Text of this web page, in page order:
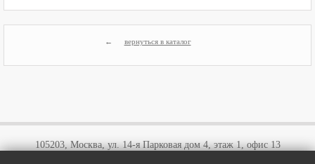
вернуться в каталог
105203, Москва, ул. 14-я Парковая дом 4, этаж 1, офис 13